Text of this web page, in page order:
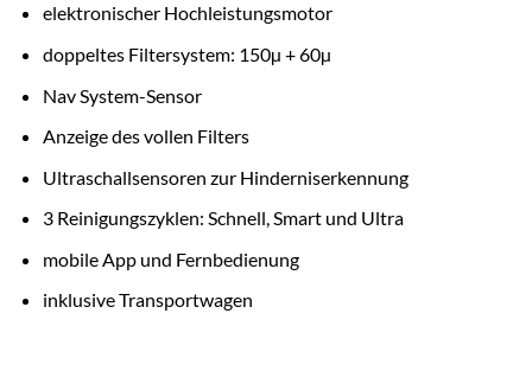
elektronischer Hochleistungsmotor
doppeltes Filtersystem: 150µ + 60µ
Nav System-Sensor
Anzeige des vollen Filters
Ultraschallsensoren zur Hinderniserkennung
3 Reinigungszyklen: Schnell, Smart und Ultra
mobile App und Fernbedienung
inklusive Transportwagen